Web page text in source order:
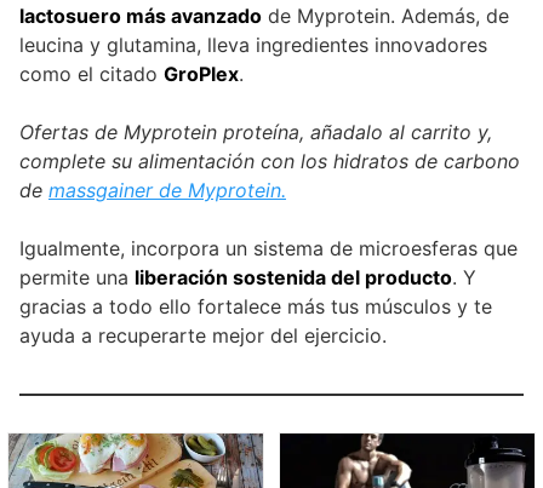
lactosuero más avanzado de Myprotein. Además, de
leucina y glutamina, lleva ingredientes innovadores
como el citado GroPlex.
Ofertas de Myprotein proteína, añadalo al carrito y,
complete su alimentación con los hidratos de carbono
de massgainer de Myprotein.
Igualmente, incorpora un sistema de microesferas que
permite una liberación sostenida del producto. Y
gracias a todo ello fortalece más tus músculos y te
ayuda a recuperarte mejor del ejercicio.